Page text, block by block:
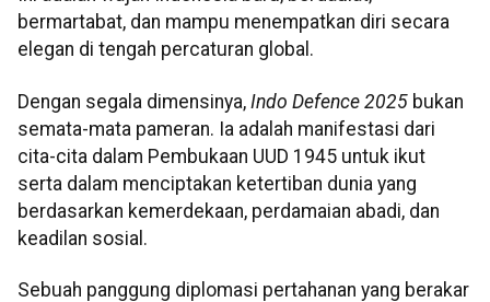
bermartabat, dan mampu menempatkan diri secara
elegan di tengah percaturan global.
Dengan segala dimensinya, Indo Defence 2025 bukan
semata-mata pameran. Ia adalah manifestasi dari
cita-cita dalam Pembukaan UUD 1945 untuk ikut
serta dalam menciptakan ketertiban dunia yang
berdasarkan kemerdekaan, perdamaian abadi, dan
keadilan sosial.
Sebuah panggung diplomasi pertahanan yang berakar